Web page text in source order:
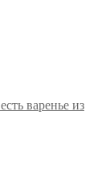
варенье из